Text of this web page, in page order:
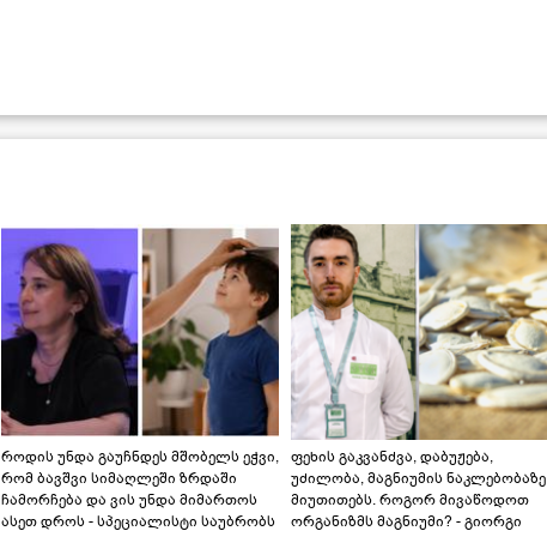
როდის უნდა გაუჩნდეს მშობელს ეჭვი,
რომ ბავშვი სიმაღლეში ზრდაში
ჩამორჩება და ვის უნდა მიმართოს
ასეთ დროს - სპეციალისტი საუბრობს
ფეხის გაკვანძვა, დაბუჟება,
უძილობა, მაგნიუმის ნაკლებობაზე
მიუთითებს. როგორ მივაწოდოთ
ორგანიზმს მაგნიუმი? - გიორგი